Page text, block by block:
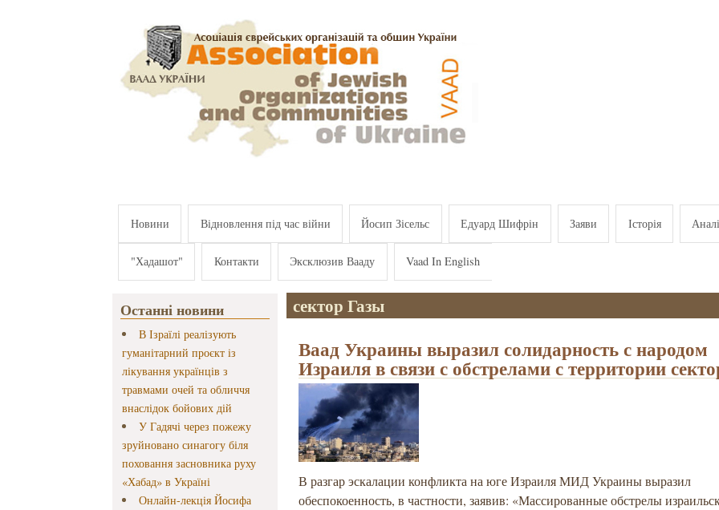
Новини Відновлення під час війни Йосип Зісельс Едуард Шифрін Заяви Історія
"Хадашот" Контакти Эксклюзив Вааду Vaad In English
Останні новини
В Ізраїлі реалізують
гуманітарний проєкт із
лікування українців з
травмами очей та обличчя
внаслідок бойових дій
У Гадячі через пожежу
зруйновано синагогу біля
поховання засновника руху
«Хабад» в Україні
Онлайн-лекція Йосифа
сектор Газы
Ваад Украины выразил солидарность с народом
Израиля в связи с обстрелами с территории
В разгар эскалации конфликта на юге Израиля МИД Украины выразил
обеспокоенность, в частности, заявив: «Массированные обстрелы